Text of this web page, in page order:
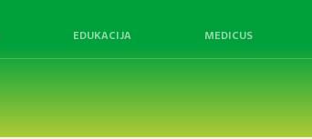
EDUKACIJA MEDICUS